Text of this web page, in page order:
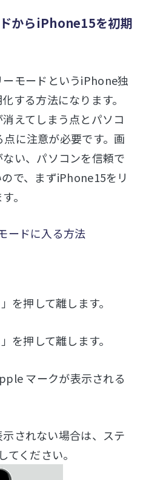
からiPhone15を初期
モードというiPhone独
する方法になります。
えてしまう点とパソコ
に注意が必要です。画
い、パソコンを信頼で
で、まずiPhone15をリ
。
ードに入る方法
を押して離します。
を押して離します。
マークが表示される
されない場合は、ステ
てください。